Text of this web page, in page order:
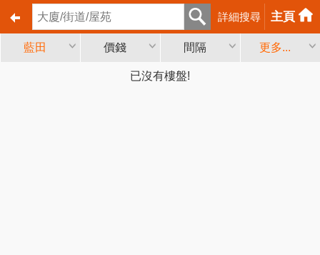
詳細搜尋 主頁
藍田 價錢 間隔 更多...
已沒有樓盤!